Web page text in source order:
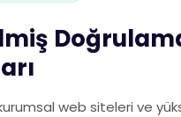
web siteleri ve